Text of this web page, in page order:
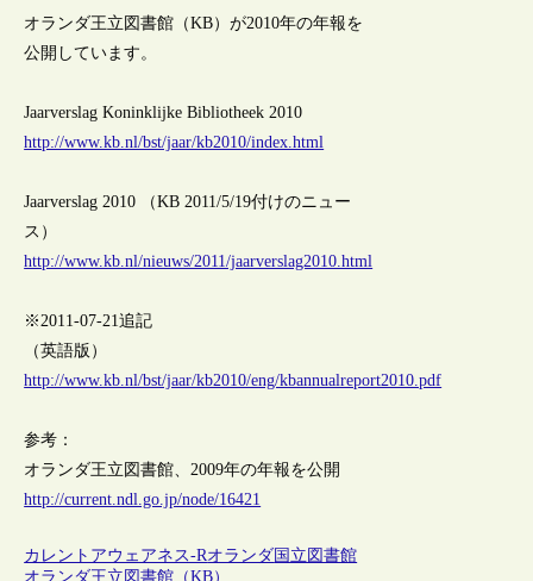
オランダ王立図書館（KB）が2010年の年報を
公開しています。
Jaarverslag Koninklijke Bibliotheek 2010
http://www.kb.nl/bst/jaar/kb2010/index.html
Jaarverslag 2010 （KB 2011/5/19付けのニュー
ス）
http://www.kb.nl/nieuws/2011/jaarverslag2010.html
※2011-07-21追記
（英語版）
http://www.kb.nl/bst/jaar/kb2010/eng/kbannualreport2010.pdf
参考：
オランダ王立図書館、2009年の年報を公開
http://current.ndl.go.jp/node/16421
カレントアウェアネス-Rオランダ国立図書館
オランダ王立図書館（KB）